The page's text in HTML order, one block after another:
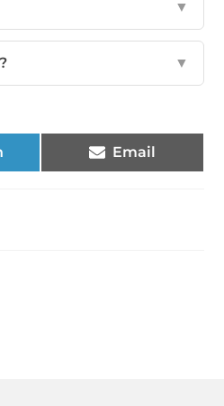
▼
▼
Email